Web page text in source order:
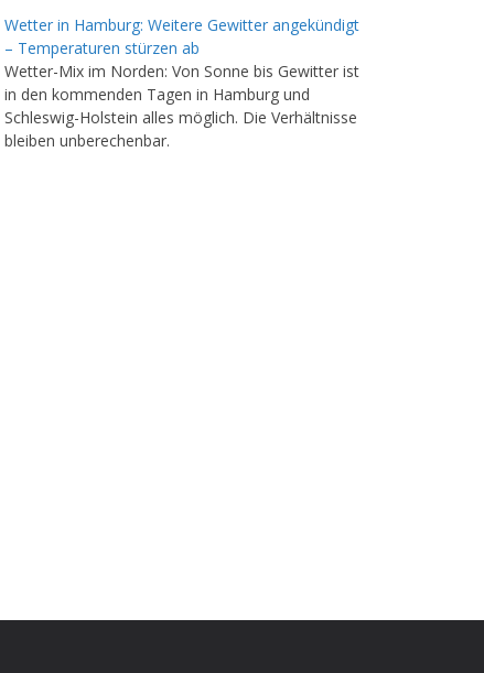
Wetter in Hamburg: Weitere Gewitter angekündigt
– Temperaturen stürzen ab
Wetter-Mix im Norden: Von Sonne bis Gewitter ist
in den kommenden Tagen in Hamburg und
Schleswig-Holstein alles möglich. Die Verhältnisse
bleiben unberechenbar.